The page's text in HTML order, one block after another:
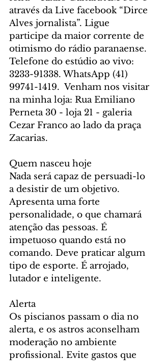
através da Live facebook “Dirce
Alves jornalista”. Ligue
participe da maior corrente de
otimismo do rádio paranaense.
Telefone do estúdio ao vivo:
3233-91338. WhatsApp (41)
99741-1419.  Venham nos visitar
na minha loja: Rua Emiliano
Perneta 30 - loja 21 - galeria
Cezar Franco ao lado da praça
Zacarias.
Quem nasceu hoje
Nada será capaz de persuadi-lo
a desistir de um objetivo.
Apresenta uma forte
personalidade, o que chamará
atenção das pessoas. É
impetuoso quando está no
comando. Deve praticar algum
tipo de esporte. É arrojado,
lutador e inteligente.
Alerta
Os piscianos passam o dia no
alerta, e os astros aconselham
moderação no ambiente
profissional. Evite gastos que